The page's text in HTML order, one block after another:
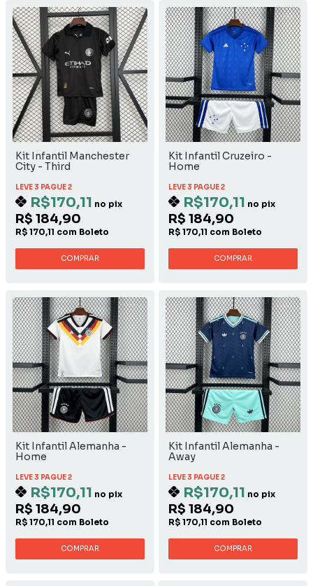
Kit Infantil Manchester
City - Third
LEVE 3 PAGUE 2
R$170,11 no pix
R$ 184,90
R$ 170,11 com Boleto
COMPRAR
Kit Infantil Cruzeiro -
Home
LEVE 3 PAGUE 2
R$170,11 no pix
R$ 184,90
R$ 170,11 com Boleto
COMPRAR
Kit Infantil Alemanha -
Home
LEVE 3 PAGUE 2
R$170,11 no pix
R$ 184,90
R$ 170,11 com Boleto
COMPRAR
Kit Infantil Alemanha -
Away
LEVE 3 PAGUE 2
R$170,11 no pix
R$ 184,90
R$ 170,11 com Boleto
COMPRAR